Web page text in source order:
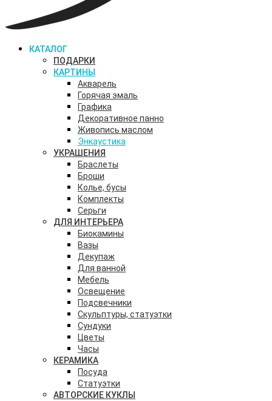
КАТАЛОГ
ПОДАРКИ
КАРТИНЫ
Акварель
Горячая эмаль
Графика
Декоративное панно
Живопись маслом
Энкаустика
УКРАШЕНИЯ
Браслеты
Броши
Колье, бусы
Комплекты
Серьги
ДЛЯ ИНТЕРЬЕРА
Биокамины
Вазы
Декупаж
Для ванной
Мебель
Освещение
Подсвечники
Скульптуры, статуэтки
Сундуки
Цветы
Часы
КЕРАМИКА
Посуда
Статуэтки
АВТОРСКИЕ КУКЛЫ